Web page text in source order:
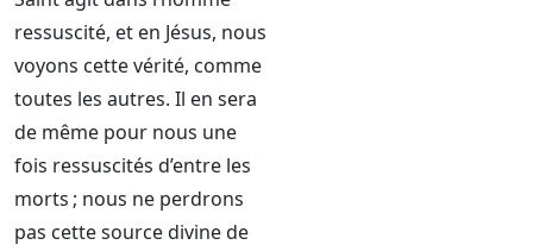
ressuscité, et en Jésus, nous
voyons cette vérité, comme
toutes les autres. Il en sera
de même pour nous une
fois ressuscités d’entre les
morts ; nous ne perdrons
pas cette source divine de